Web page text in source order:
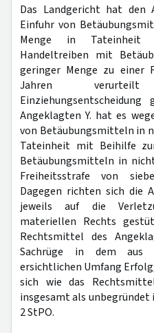
Das Landgericht hat den
Einfuhr von
Menge in
Handeltreiben mit
geringer Menge zu einer
Jahren
Angeklagten Y. hat es
von Betäubungsmitteln in
Tateinheit mit Beihilfe
Betäubungsmitteln in
Freiheitsstrafe von
Dagegen richten sich die
jeweils auf die
materiellen Rechts
Rechtsmittel des
Sachrüge in dem aus
ersichtlichen Umfang
sich wie das
insgesamt als unbegründet
2 StPO.